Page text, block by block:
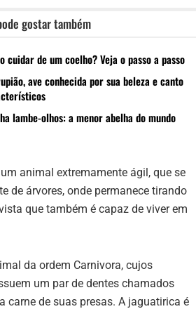
gostar também
cuidar de um coelho? Veja o passo a passo
ave conhecida por sua beleza e canto
lambe-olhos: a menor abelha do mundo
animal extremamente ágil, que se
de árvores, onde permanece tirando
que também é capaz de viver em
da ordem Carnivora, cujos
um par de dentes chamados
carne de suas presas. A jaguatirica é